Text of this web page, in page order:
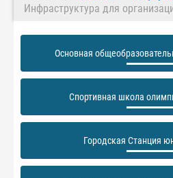
Инфраструктура для
Основная
Спортивная школа
Городская Станция